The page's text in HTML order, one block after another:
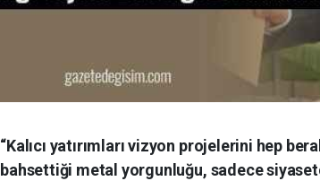
“Kalıcı yatırımları vizyon projelerini hep
bahsettiği metal yorgunluğu, sadece